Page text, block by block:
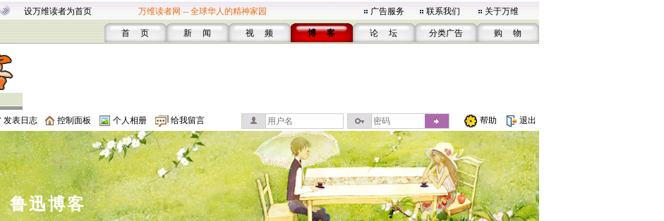
设万维读者为首页 万维读者网 -- 全球华人的精神家园 广告服务 联系我们 关于万维
首 页 新 闻 视 频 博 客 论 坛 分类广告 购 物
发表日志 控制面板 个人相册 给我留言 帮助 退出
鲁迅博客